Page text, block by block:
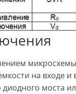
микросхемы
на входе
моста